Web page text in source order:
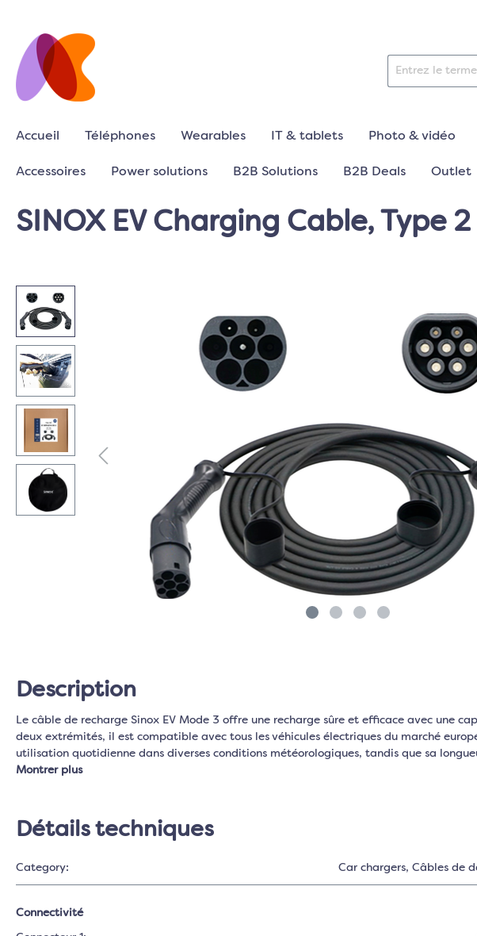
Accueil Téléphones Wearables IT & tablets Photo & vidéo
Accessoires Power solutions B2B Solutions B2B Deals Outlet
SINOX EV Charging Cable, Type
Description
Le câble de recharge Sinox EV Mode 3 offre une recharge sûre et efficace avec une
deux extrémités, il est compatible avec tous les véhicules électriques du marché
utilisation quotidienne dans diverses conditions météorologiques, tandis que sa
Montrer plus
Détails techniques
Category: Car chargers, Câbles de
Connectivité